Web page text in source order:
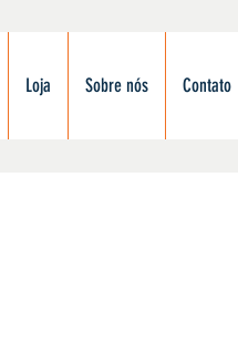
Loja Sobre nós Contato